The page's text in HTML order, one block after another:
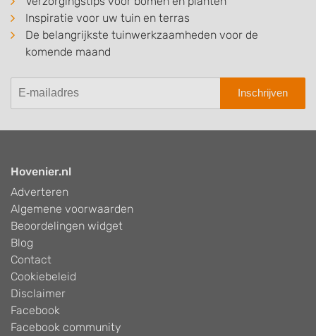
Inspiratie voor uw tuin en terras
De belangrijkste tuinwerkzaamheden voor de
komende maand
Inschrijven
Hovenier.nl
Adverteren
Algemene voorwaarden
Beoordelingen widget
Blog
Contact
Cookiebeleid
Disclaimer
Facebook
Facebook community